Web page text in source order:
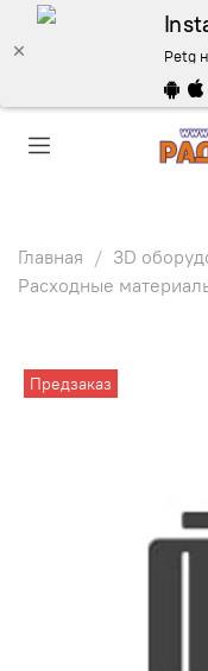
Petg
Главная
3D
Расходные
Предзаказ